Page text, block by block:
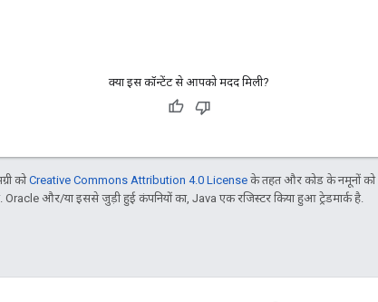
क्या इस कॉन्टेंट से आपको मदद मिली?
कोCreative Commons Attribution 4.0 License के तहत और कोड के नमूनों को
और/या इससे जुड़ी हुई कंपनियों का, Java एक रजिस्टर किया हुआ ट्रेडमार्क है.